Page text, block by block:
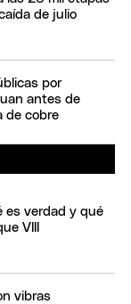
de julio
por
antes de
de cobre
es verdad y qué
VIII
vibras